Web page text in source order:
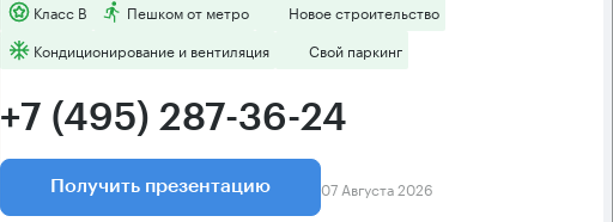
Класс B Пешком от метро
Новое строительство
Кондиционирование и вентиляция
Свой паркинг
+7 (495) 287-36-24
Получить презентацию 07 Августа 2026